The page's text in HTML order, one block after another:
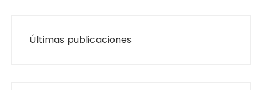
Últimas publicaciones